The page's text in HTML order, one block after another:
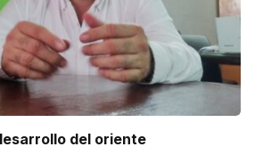
del oriente